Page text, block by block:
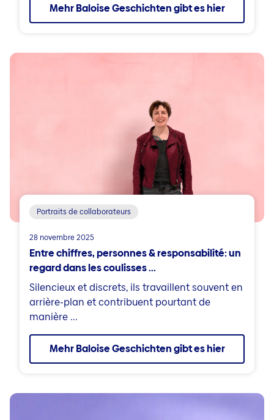
Mehr Baloise Geschichten gibt es hier
Portraits de collaborateurs
28 novembre 2025
Entre chiffres, personnes & responsabilité: un
regard dans les coulisses ...
Silencieux et discrets, ils travaillent souvent en
arrière-plan et contribuent pourtant de
manière ...
Mehr Baloise Geschichten gibt es hier